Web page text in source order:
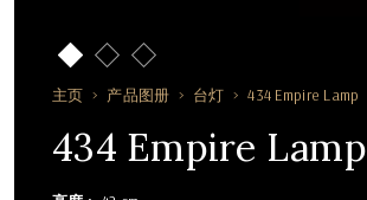
主页 产品图册 台灯 434 Empire Lamp
434 Empire Lamp